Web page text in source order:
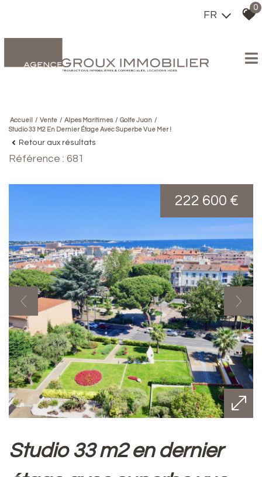
FR
0
Accueil Vente Alpes Maritimes
Golfe Juan
Studio 33 M2 En Dernier Étage Avec Superbe Vue Mer !
Retour aux résultats
Référence : 681
222 600 €
studio 33 m2 en dernier